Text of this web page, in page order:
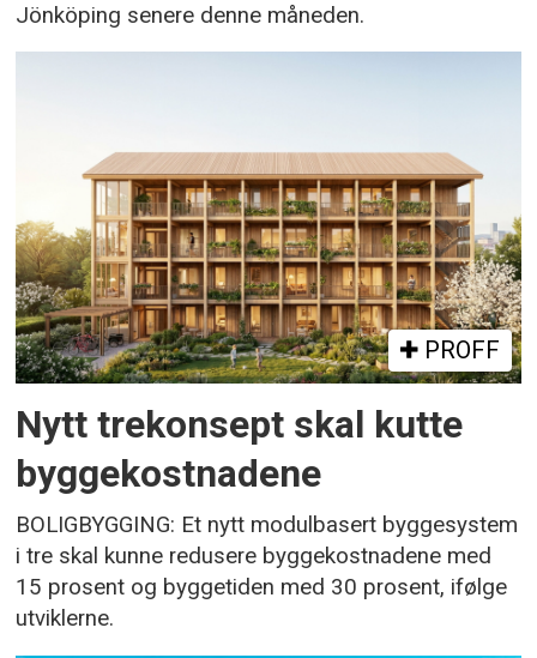
Jönköping senere denne måneden.
PROFF
Nytt trekonsept skal kutte
byggekostnadene
BOLIGBYGGING: Et nytt modulbasert byggesystem
i tre skal kunne redusere byggekostnadene med
15 prosent og byggetiden med 30 prosent, ifølge
utviklerne.